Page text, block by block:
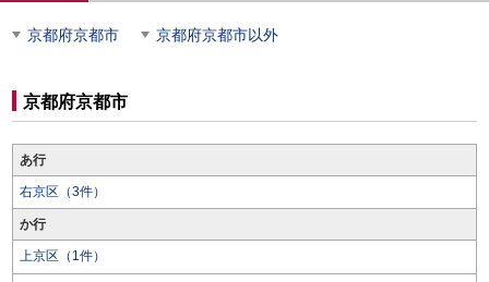
京都府京都市 京都府京都市以外
京都府京都市
あ行
右京区（3件）
か行
上京区（1件）